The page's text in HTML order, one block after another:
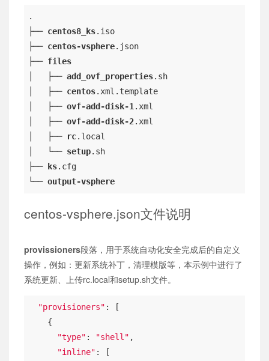
.
├── centos8_ks.iso
├── centos-vsphere.json
├── files
│   ├── add_ovf_properties.sh
│   ├── centos.xml .template
│   ├── ovf-add-disk-1.xml
│   ├── ovf-add-disk-2.xml
│   ├── rc.local
│   └── setup.sh
├──
ks.cfg
└── output-vsphere
centos-vsphere.json文件说明
provissioners段落，用于系统自动化安全完成后的自定义
操作，例如：更新系统补丁，清理模版等，本示例中进行了
系统更新、上传rc.local和setup.sh文件。
"provisioners" : [
    {
"type" : "shell" ,
"inline" : [